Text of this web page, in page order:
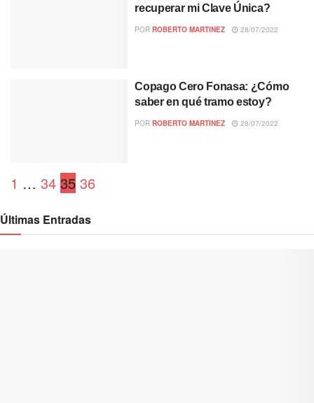
recuperar mi Clave Única?
PORROBERTO MARTINEZ 28/07/2022
Copago Cero Fonasa: ¿Cómo
saber en qué tramo estoy?
PORROBERTO MARTINEZ 28/07/2022
1 … 34 35 36
Últimas Entradas